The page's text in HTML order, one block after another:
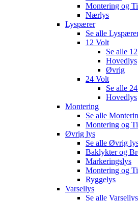
Montering og
Nærlys
Lyspærer
Se alle
12 Volt
Se alle
Hovedlys
Øvrig
24 Volt
Se alle
Hovedlys
Montering
Se alle
Montering og
Øvrig lys
Se alle Øvrig
Baklykter og
Markeringslys
Montering og
Ryggelys
Varsellys
Se alle Varsellys